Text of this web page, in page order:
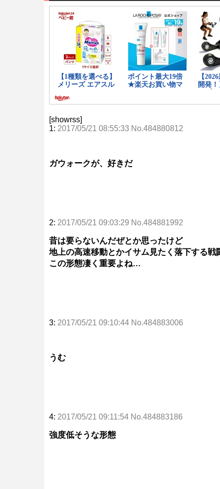
[showrss]
1: 2017/05/21 08:55:33 No.484880812
ガウォークが、好きだ
2: 2017/05/21 09:03:29 No.484881992
昔は要らないんだぜとか思ったけど
地上の高速移動とかイサム見たく落下する
この形態凄く重要よね…
3: 2017/05/21 09:10:44 No.484883006
うむ
4: 2017/05/21 09:11:54 No.484883186
強度低そうな形態